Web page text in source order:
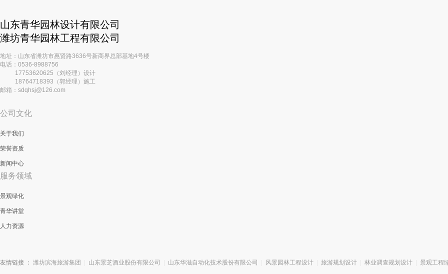
山东青华园林设计有限公司
潍坊青华园林工程有限公司
地址：山东省潍坊市惠贤路3636号新商界总部基地4号楼
电话：0536-8988756
17753620625（刘经理）设计
18764718393（郭经理）施工
邮箱：sdqhsj@126.com
公司文化
关于我们
荣誉资质
新闻中心
服务领域
景观绿化
青华讲堂
人力资源
友情链接 ： 潍坊滨海旅游集团 山东景芝酒业股份有限公司 山东华滋自动化技术股份有限公司 风景园林工程设计 旅游规划设计 林业调查规划设计 景观工程